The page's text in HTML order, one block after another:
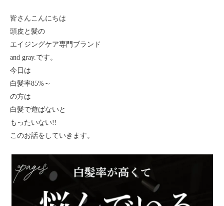
皆さんこんにちは
頭皮と髪の
エイジングケア専門ブランド
and gray.です。
今日は
白髪率85%～
の方は
白髪で遊ばないと
もったいない!!
このお話をしていきます。